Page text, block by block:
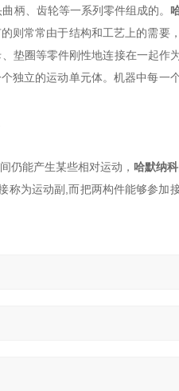
柄、齿轮等一系列零件组成的。
则常常由于结构和工艺上的需要
垫圈等零件刚性地连接在一起作
独立的运动单元体。机器中每一
仍能产生某些相对运动， 哈默纳
称为运动副,而把两构件能够参加